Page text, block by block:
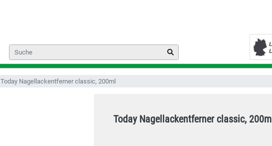
Today Nagellackentferner classic, 200ml
Today Nagellackentferner classic, 200ml